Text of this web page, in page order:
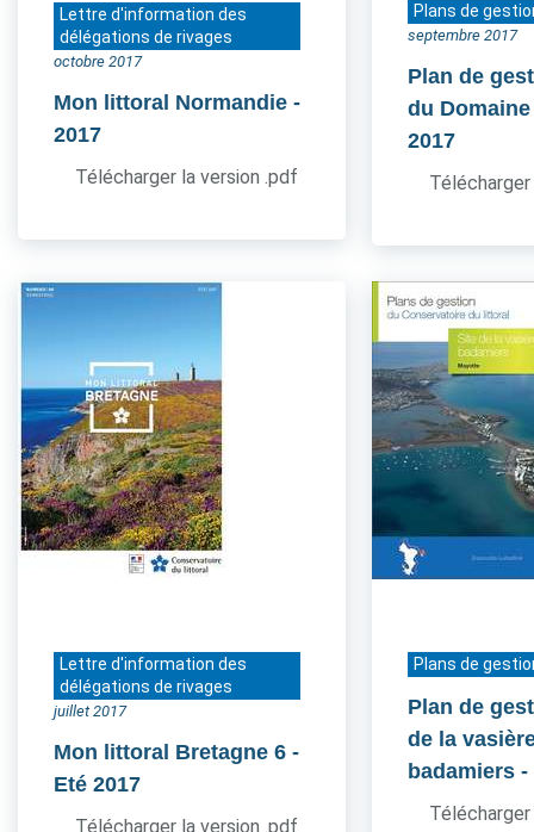
Lettre d'information des
délégations de rivages
octobre 2017
Mon littoral Normandie -
2017
Télécharger la version .pdf
Plans de
septembre 2017
Plan de
du
2017
Lettre d'information des
délégations de rivages
juillet 2017
Mon littoral Bretagne 6 -
Eté 2017
Télécharger la version .pdf
Plans de
Plan de
de la
badamiers -